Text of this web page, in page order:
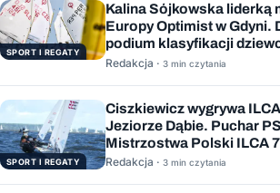
SPORT I REGATY
Kalina Sójkowska liderką
Europy Optimist w Gdyni.
podium klasyfikacji
Redakcja · 3 min czytania
SPORT I REGATY
Ciszkiewicz wygrywa
Jeziorze Dąbie. Puchar
Mistrzostwa Polski ILCA
rozstrzygnięte
Redakcja · 3 min czytania